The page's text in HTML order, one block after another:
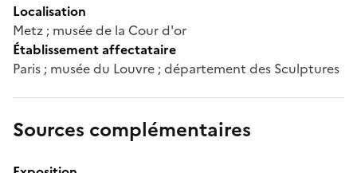
Localisation
Metz ; musée de la Cour d'or
Établissement affectataire
Paris ; musée du Louvre ; département des Sculptures
Sources complémentaires